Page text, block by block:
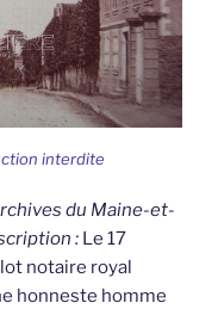
interdite
du Maine-et-
: Le 17
notaire royal
honneste homme